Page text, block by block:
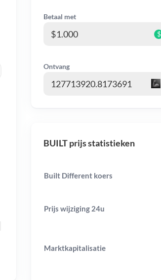
Betaal met
$
Ontvang
BUILT prijs statistieken
Built Different koers
Prijs wijziging 24u
Marktkapitalisatie